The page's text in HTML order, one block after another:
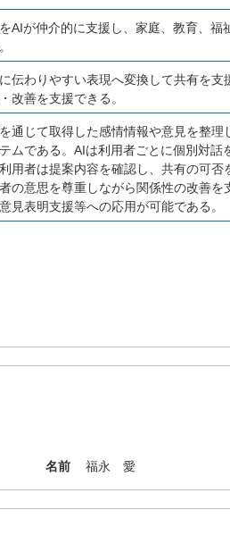
AIが仲介的に支援し、家庭、教育、
伝わりやすい表現へ変換して共有を
改善を支援できる。
通じて取得した感情情報や意見を整
ムである。AIは利用者ごとに個別対話
用者は提案内容を確認し、共有の可
の意思を尊重しながら関係性の改善
見表明支援等への応用が可能である。
名前 福永 愛